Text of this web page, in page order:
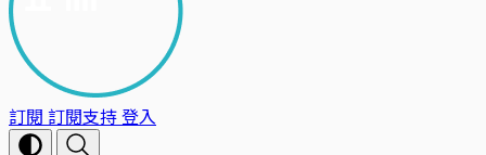
訂閱 訂閱支持登入